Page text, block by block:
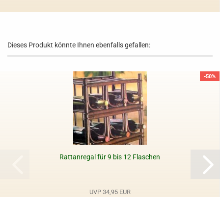
Dieses Produkt könnte Ihnen ebenfalls gefallen:
-50%
Rattanregal für 9 bis 12 Flaschen
UVP 34,95 EUR